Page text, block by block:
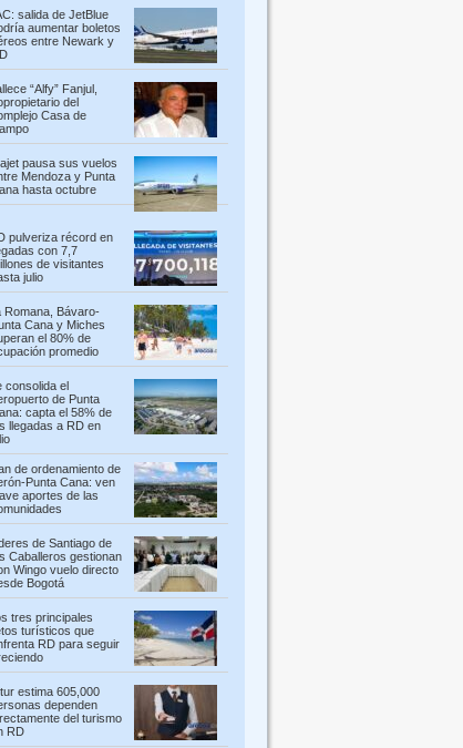
salida de JetBlue
aumentar boletos
entre Newark y
“Alfy” Fanjul,
del
Casa de
pausa sus vuelos
Mendoza y Punta
hasta octubre
pulveriza récord en
con 7,7
de visitantes
julio
Romana, Bávaro-
Cana y Miches
el 80% de
promedio
consolida el
de Punta
capta el 58% de
llegadas a RD en
de ordenamiento de
Punta Cana: ven
aportes de las
de Santiago de
Caballeros gestionan
Wingo vuelo directo
Bogotá
tres principales
turísticos que
RD para seguir
estima 605,000
dependen
del turismo
RD